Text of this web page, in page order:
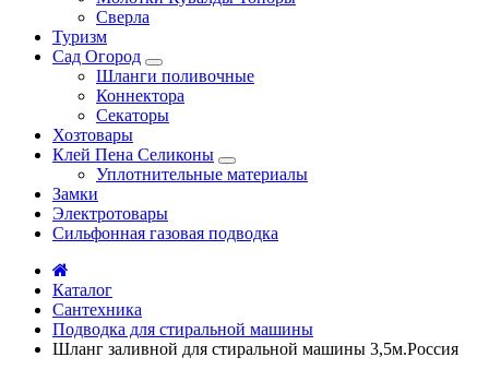
Сверла
Туризм
Сад Огород
Шланги поливочные
Коннектора
Секаторы
Хозтовары
Клей Пена Селиконы
Уплотнительные материалы
Замки
Электротовары
Сильфонная газовая подводка
Каталог
Сантехника
Подводка для стиральной машины
Шланг заливной для стиральной машины 3,5м.Россия